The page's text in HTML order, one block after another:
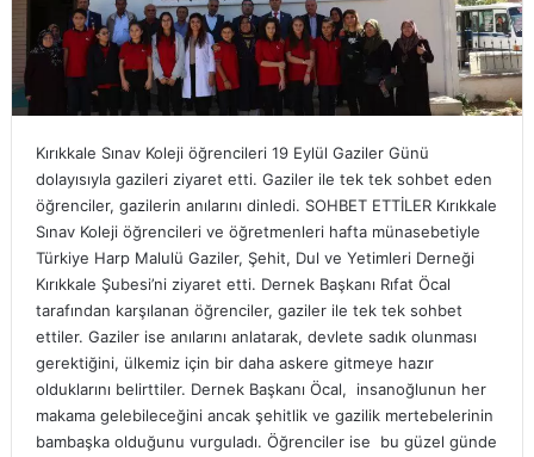
Kırıkkale Sınav Koleji öğrencileri 19 Eylül Gaziler Günü
dolayısıyla gazileri ziyaret etti. Gaziler ile tek tek sohbet eden
öğrenciler, gazilerin anılarını dinledi. SOHBET ETTİLER Kırıkkale
Sınav Koleji öğrencileri ve öğretmenleri hafta münasebetiyle
Türkiye Harp Malulü Gaziler, Şehit, Dul ve Yetimleri Derneği
Kırıkkale Şubesi’ni ziyaret etti. Dernek Başkanı Rıfat Öcal
tarafından karşılanan öğrenciler, gaziler ile tek tek sohbet
ettiler. Gaziler ise anılarını anlatarak, devlete sadık olunması
gerektiğini, ülkemiz için bir daha askere gitmeye hazır
olduklarını belirttiler. Dernek Başkanı Öcal, insanoğlunun her
makama gelebileceğini ancak şehitlik ve gazilik mertebelerinin
bambaşka olduğunu vurguladı. Öğrenciler ise bu güzel günde